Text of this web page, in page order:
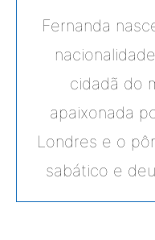
Fernanda
cidadã do
apaixonada
Londres e o
sabático e